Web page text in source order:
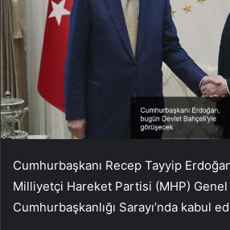
Cumhurbaşkanı Recep Tayyip
Milliyetçi Hareket Partisi (MHP) Genel
Cumhurbaşkanlığı Sarayı’nda kabul